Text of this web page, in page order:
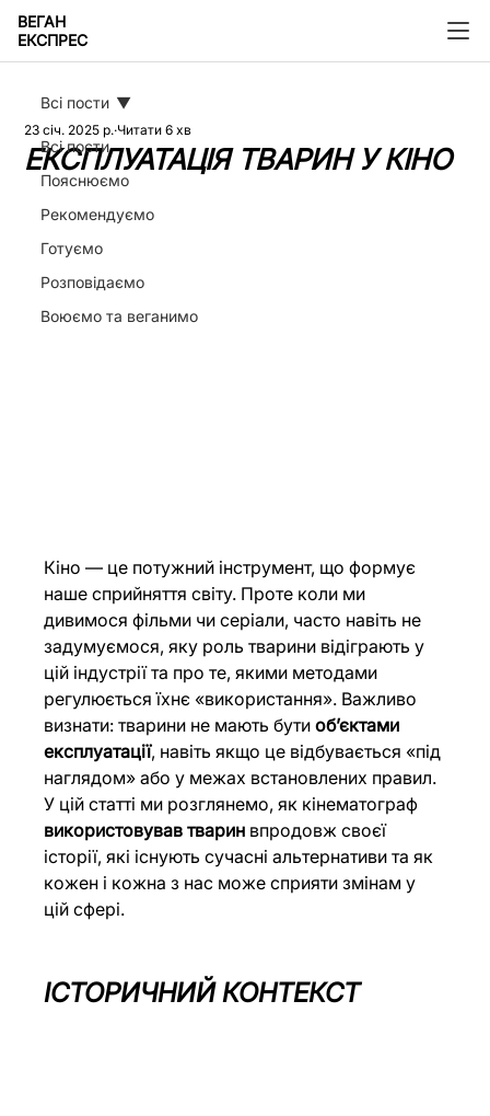
ВЕГАН
ЕКСПРЕС
Всі пости
Пояснюємо
Рекомендуємо
Готуємо
Розповідаємо
Воюємо та веганимо
Всі пости
ЕКСПЛУАТАЦІЯ ТВАРИН У КІНО
23 січ. 2025 р. Читати 6 хв
Кіно — це потужний інструмент, що формує
наше сприйняття світу. Проте коли ми
дивимося фільми чи серіали, часто навіть не
задумуємося, яку роль тварини відіграють у
цій індустрії та про те, якими методами
регулюється їхнє «використання». Важливо
визнати: тварини не мають бути об’єктами
експлуатації, навіть якщо це відбувається «під
наглядом» або у межах встановлених правил.
У цій статті ми розглянемо, як кінематограф
використовував тварин впродовж своєї
історії, які існують сучасні альтернативи та як
кожен і кожна з нас може сприяти змінам у
цій сфері.
ІСТОРИЧНИЙ КОНТЕКСТ